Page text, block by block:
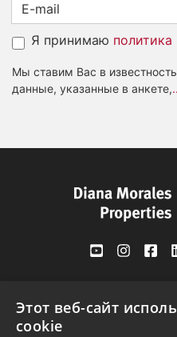
Я принимаю
Мы ставим Вас в
данные, указанные в анкете,
1st
Этот веб-сайт
cookie